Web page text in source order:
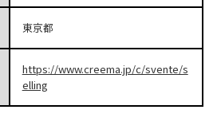
東京都
https://www.creema.jp/c/svente/s
elling